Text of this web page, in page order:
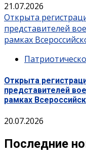
21.07.2026
Открыта
представителей
рамках
Открыта
представителей
рамках
20.07.2026
Последние